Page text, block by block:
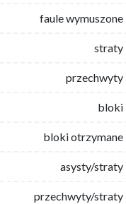
faule wymuszone
straty
przechwyty
bloki
bloki otrzymane
asysty/straty
przechwyty/straty
faule wymuszone
straty
przechwyty
bloki
bloki otrzymane
asysty/straty
przechwyty/straty